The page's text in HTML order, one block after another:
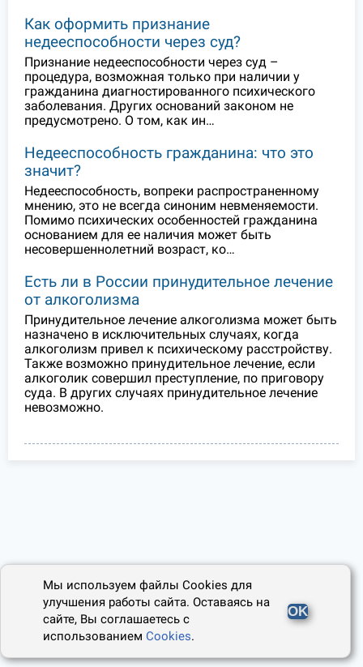
Как оформить признание
недееспособности через суд?
Признание недееспособности через суд –
процедура, возможная только при наличии у
гражданина диагностированного психического
заболевания. Других оснований законом не
предусмотрено. О том, как ин…
Недееспособность гражданина: что это
значит?
Недееспособность, вопреки распространенному
мнению, это не всегда синоним невменяемости.
Помимо психических особенностей гражданина
основанием для ее наличия может быть
несовершеннолетний возраст, ко…
Есть ли в России принудительное лечение
от алкоголизма
Принудительное лечение алкоголизма может быть
назначено в исключительных случаях, когда
алкоголизм привел к психическому расстройству.
Также возможно принудительное лечение, если
алкоголик совершил преступление, по приговору
суда. В других случаях принудительное лечение
невозможно.
Мы используем файлы Cookies для
улучшения работы сайта. Оставаясь на
сайте, Вы соглашаетесь с
использованиемCookies.
OK